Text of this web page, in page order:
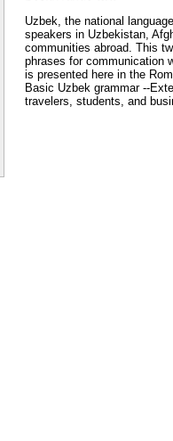
Uzbek, the national
speakers in Uzbekistan,
communities abroad. This
phrases for communication
is presented here in the
Basic Uzbek grammar --
travelers, students, and